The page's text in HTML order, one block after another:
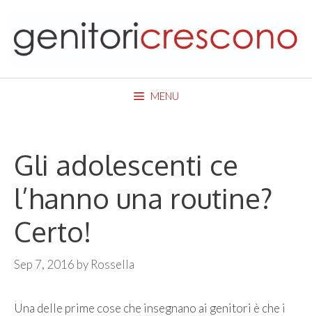
content
MENU
Gli adolescenti ce
l’hanno una routine?
Certo!
Sep 7, 2016 by Rossella
Una delle prime cose che insegnano ai genitori è che i